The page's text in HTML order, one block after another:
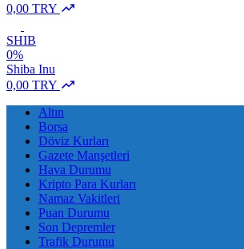
0,00 TRY
SHIB
0%
Shiba Inu
0,00 TRY
Altın
Borsa
Döviz Kurları
Gazete Manşetleri
Hava Durumu
Kripto Para Kurları
Namaz Vakitleri
Puan Durumu
Son Depremler
Trafik Durumu